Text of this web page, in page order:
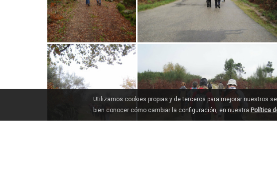
Utilizamos cookies propias y de terceros para mejorar nuestros
bien conocer cómo cambiar la configuración, en nuestra Política